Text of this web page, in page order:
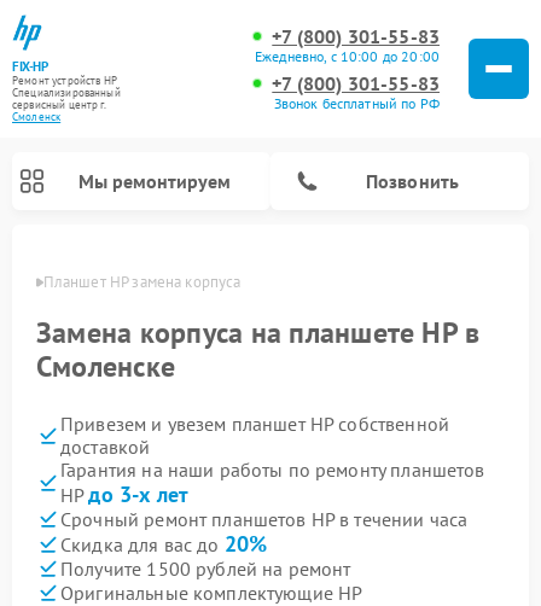
FIX-HP
Ремонт устройств HP
Специализированный
cервисный центр г.
Смоленск
+7 (800) 301-55-83
Ежедневно, с 10:00 до 20:00
+7 (800) 301-55-83
Звонок бесплатный по РФ
Мы ремонтируем Позвонить
Планшет HP замена корпуса
Замена корпуса на планшете HP в
Смоленске
Привезем и увезем планшет HP собственной
доставкой
Гарантия на наши работы по ремонту планшетов
HPдо 3-х лет
Срочный ремонт планшетов HP в течении часа
Скидка для вас до 20%
Получите 1500 рублей на ремонт
Оригинальные комплектующие HP